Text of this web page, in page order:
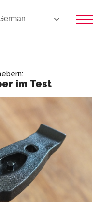
im Test